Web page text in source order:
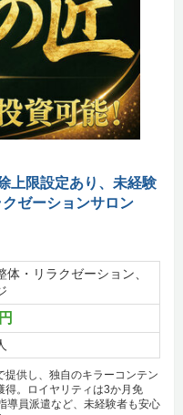
上限設定あり、未経験
ゼーションサロン
体・リラクゼーション、
提供し、独自のキラーコンテン
得。ロイヤリティは3か月免
導員派遣など、未経験者も安心